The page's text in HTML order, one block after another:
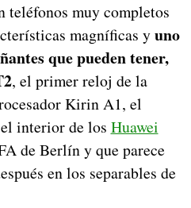
teléfonos muy completos
magníficas yuno
que pueden tener,
, el primer reloj de la
Kirin A1, el
interior de los Huawei
de Berlín y que parece
en los separables de